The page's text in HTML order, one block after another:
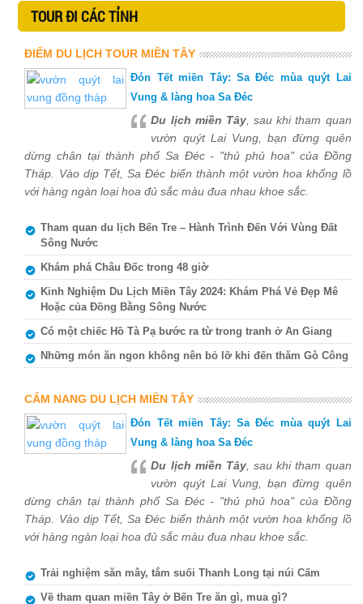
TOUR ĐI CÁC TỈNH
ĐIỂM DU LỊCH TOUR MIỀN TÂY
Đón Tết miền Tây: Sa Đéc mùa quýt Lai
Vung & làng hoa Sa Đéc
Du lịch miền Tây, sau khi tham quan
vườn quýt Lai Vung, bạn đừng quên
dừng chân tại thành phố Sa Đéc - "thủ phủ hoa" của Đồng
Tháp. Vào dịp Tết, Sa Đéc biến thành một vườn hoa khổng lồ
với hàng ngàn loại hoa đủ sắc màu đua nhau khoe sắc.
Tham quan du lịch Bến Tre – Hành Trình Đến Với Vùng Đất
Sông Nước
Khám phá Châu Đốc trong 48 giờ
Kinh Nghiệm Du Lịch Miền Tây 2024: Khám Phá Vẻ Đẹp Mê
Hoặc của Đồng Bằng Sông Nước
Có một chiếc Hồ Tà Pạ bước ra từ trong tranh ở An Giang
Những món ăn ngon không nên bỏ lỡ khi đến thăm Gò Công
CẨM NANG DU LỊCH MIỀN TÂY
Đón Tết miền Tây: Sa Đéc mùa quýt Lai
Vung & làng hoa Sa Đéc
Du lịch miền Tây, sau khi tham quan
vườn quýt Lai Vung, bạn đừng quên
dừng chân tại thành phố Sa Đéc - "thủ phủ hoa" của Đồng
Tháp. Vào dịp Tết, Sa Đéc biến thành một vườn hoa khổng lồ
với hàng ngàn loại hoa đủ sắc màu đua nhau khoe sắc.
Trải nghiệm săn mây, tắm suối Thanh Long tại núi Cấm
Về tham quan miền Tây ở Bến Tre ăn gì, mua gì?